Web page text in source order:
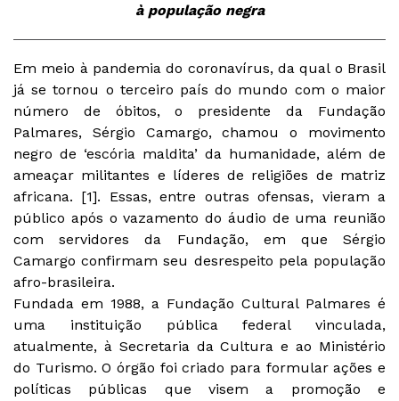
à população negra
Em meio à pandemia do coronavírus, da qual o Brasil
já se tornou o terceiro país do mundo com o maior
número de óbitos, o presidente da Fundação
Palmares, Sérgio Camargo, chamou o movimento
negro de ‘escória maldita’ da humanidade, além de
ameaçar militantes e líderes de religiões de matriz
africana. [1]. Essas, entre outras ofensas, vieram a
público após o vazamento do áudio de uma reunião
com servidores da Fundação, em que Sérgio
Camargo confirmam seu desrespeito pela população
afro-brasileira.
Fundada em 1988, a Fundação Cultural Palmares é
uma instituição pública federal vinculada,
atualmente, à Secretaria da Cultura e ao Ministério
do Turismo. O órgão foi criado para formular ações e
políticas públicas que visem a promoção e